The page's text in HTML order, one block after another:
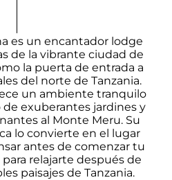
es un encantador lodge
de la vibrante ciudad de
la puerta de entrada a
del norte de Tanzania.
un ambiente tranquilo
exuberantes jardines y
al Monte Meru. Su
lo convierte en el lugar
antes de comenzar tu
relajarte después de
paisajes de Tanzania.